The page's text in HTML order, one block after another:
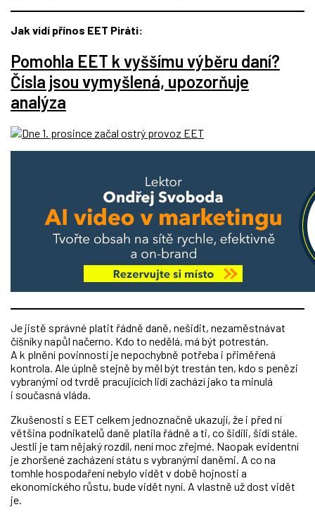
Jak vidí přínos EET Piráti:
Pomohla EET k vyššímu výběru daní?
Čísla jsou vymyšlená, upozorňuje
analýza
Je jistě správné platit řádně daně, nešidit, nezaměstnávat
číšníky napůl načerno. Kdo to nedělá, má být potrestán.
A k plnění povinností je nepochybně potřeba i přiměřená
kontrola. Ale úplně stejně by měl být trestán ten, kdo s penězi
vybranými od tvrdě pracujících lidí zachází jako ta minulá
i současná vláda.
Zkušenosti s EET celkem jednoznačně ukazují, že i před ní
většina podnikatelů daně platila řádně a ti, co šidili, šidí stále.
Jestli je tam nějaký rozdíl, není moc zřejmé. Naopak evidentní
je zhoršené zacházení státu s vybranými daněmi. A co na
tomhle hospodaření nebylo vidět v době hojnosti a
ekonomického růstu, bude vidět nyní. A vlastně už dost vidět
je.